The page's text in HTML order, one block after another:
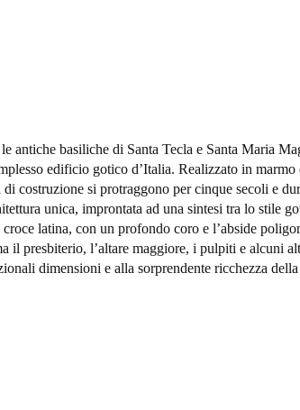
basiliche di Santa Tecla e Santa Maria
edificio gotico d’Italia. Realizzato in
si protraggono per cinque secoli e
unica, improntata ad una sintesi tra lo stile
latina, con un profondo coro e l’abside
presbiterio, l’altare maggiore, i pulpiti e alcuni
dimensioni e alla sorprendente ricchezza